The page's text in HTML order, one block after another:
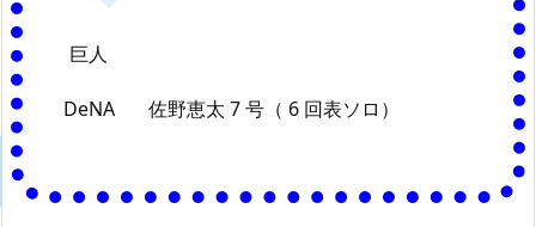
巨人
DeNA 佐野恵太 7 号（ 6 回表ソロ）